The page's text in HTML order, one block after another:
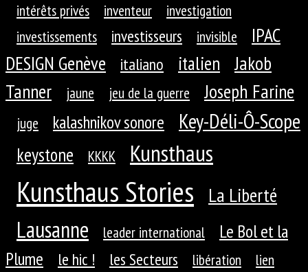
intérêts privés
inventeur
investigation
investissements
investisseurs invisible
IPAC
DESIGN Genève
italiano italien
Jakob
Tanner
jaune jeu de la guerre Joseph Farine
juge kalashnikov sonore Key-Déli-Ô-Scope
keystone KKKK Kunsthaus
Kunsthaus Stories La Liberté
Lausanne leader international
Le Bol et la
Plume
le hic ! les Secteurs libération lien